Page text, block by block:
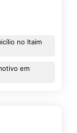
no Itaim
em